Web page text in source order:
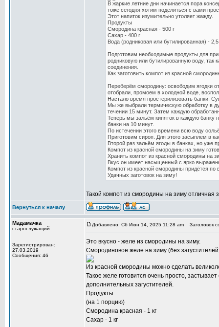
В жаркие летние дни начинается пора
тоже сегодня хотим поделиться с вами
Этот напиток изумительно утоляет жажду.
Продукты
Смородина красная - 500 г
Сахар - 400 г
Вода (родниковая или бутилированная) -
Подготовим необходимые продукты для
родниковую или бутилированную воду, так
соединения.
Как заготовить компот из красной
Переберём смородину: освободим ягодки
отобрали, промоем в холодной воде,
Настало время простерилизовать банки.
Мы же выбрали термическую обработку в
течении 15 минут. Затем каждую
Теперь мы зальём кипяток в каждую банку
банки на 10 минут.
По истечении этого времени всю воду
Приготовим сироп. Для этого засыплем в
Второй раз зальём ягоды в банках, но уже
Компот из красной смородины на зиму
Хранить компот из красной смородины на
Вкус он имеет насыщенный с ярко
Компот из красной смородины придётся
Удачных заготовок на зиму!
Такой компот из смородины на зиму отличная
Вернуться к началу
Мадамачка
старослужащий
Зарегистрирован:
27.03.2019
Сообщения: 46
Добавлено: Сб Июн 14, 2025 11:28 am Заголовок
Это вкусно - желе из смородины на зиму.
Смородиновое желе на зиму (без
Из красной смородины можно сделать
Такое желе готовится очень просто,
дополнительных загустителей.
Продукты
(на 1 порцию)
Смородина красная - 1 кг
Сахар - 1 кг